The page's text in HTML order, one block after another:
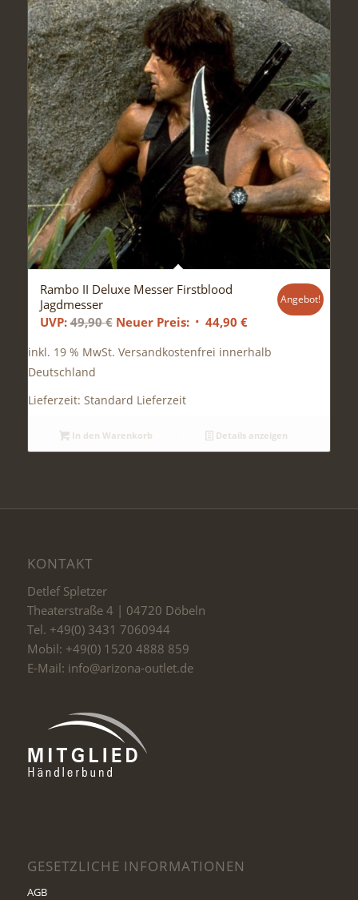
Rambo II Deluxe Messer Firstblood
Jagdmesser
UVP: 49,90€ Ursprünglicher
war:
Neuer Preis: 44,90 €Aktueller
ist:
Angebot!
inkl. 19 % MwSt. Versandkostenfrei innerhalb
Deutschland
Lieferzeit: Standard Lieferzeit
In den Warenkorb Details anzeigen
KONTAKT
Detlef Spletzer
Theaterstraße 4 | 04720 Döbeln
Tel. +49(0) 3431 7060944
Mobil: +49(0) 1520 4888 859
E-Mail: info@arizona-outlet.de
GESETZLICHE INFORMATIONEN
AGB